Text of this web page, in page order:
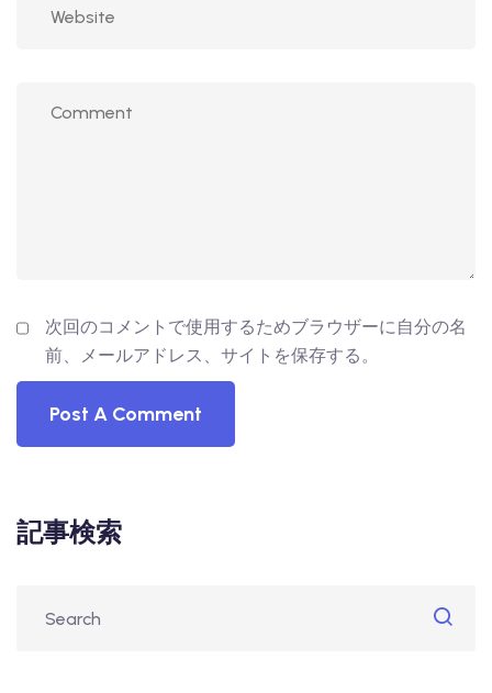
次回のコメントで使用するためブラウザーに自分の名
前、メールアドレス、サイトを保存する。
記事検索